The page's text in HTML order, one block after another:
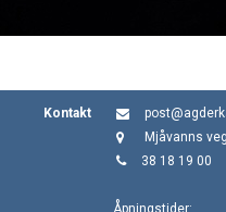
Kontakt
Mjåvanns
38 18 19 00
Åpningstider: